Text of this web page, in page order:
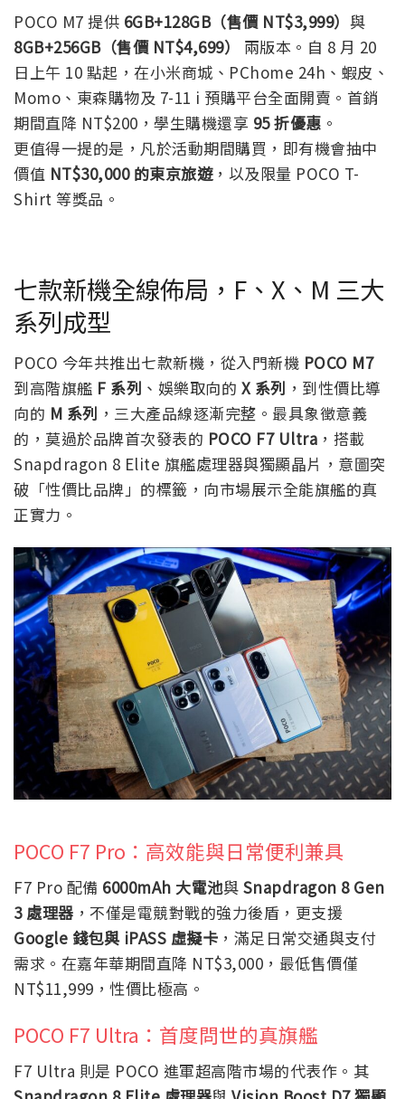
POCO M7 提供 6GB+128GB（售價 NT$3,999） 與
8GB+256GB（售價 NT$4,699）
兩版本。自 8 月 20
日上午 10 點起，在小米商城、PChome 24h、蝦皮、
Momo、東森購物及 7-11 i 預購平台全面開賣。首銷
期間直降 NT$200，學生購機還享 95 折優惠 。
更值得一提的是，凡於活動期間購買，即有機會抽中
價值 NT$30,000 的東京旅遊，以及限量 POCO T-
Shirt 等獎品。
七款新機全線佈局，F、X、M 三大
系列成型
POCO 今年共推出七款新機，從入門新機 POCO M7
到高階旗艦 F 系列 、娛樂取向的 X 系列 ，到性價比導
向的 M 系列 ，三大產品線逐漸完整。最具象徵意義
的，莫過於品牌首次發表的 POCO F7 Ultra ，搭載
Snapdragon 8 Elite 旗艦處理器與獨顯晶片，意圖突
破「性價比品牌」的標籤，向市場展示全能旗艦的真
正實力。
POCO F7 Pro：高效能與日常便利兼具
F7 Pro 配備 6000mAh 大電池與 Snapdragon 8 Gen
3 處理器 ，不僅是電競對戰的強力後盾，更支援
Google 錢包與 iPASS 虛擬卡 ，滿足日常交通與支付
需求。在嘉年華期間直降 NT$3,000，最低售價僅
NT$11,999，性價比極高。
POCO F7 Ultra：首度問世的真旗艦
F7 Ultra 則是 POCO 進軍超高階市場的代表作。其